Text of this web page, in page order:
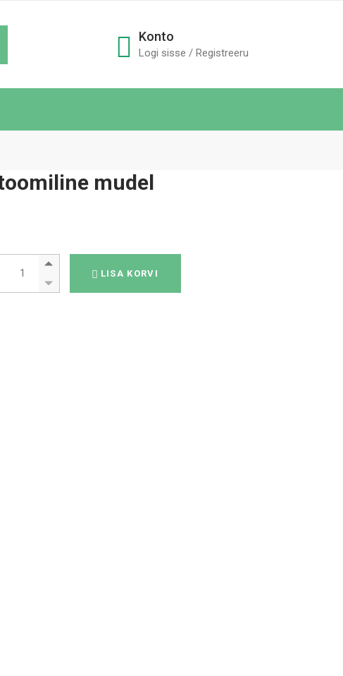
Konto
Logi sisse / Registreeru
mudel
Kaela anatoomiline mudel quantity
LISA KORVI